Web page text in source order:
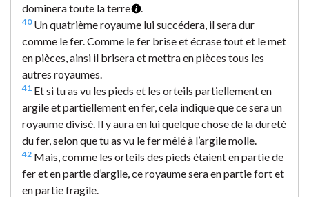
dominera toute la terre
.
40Un quatrième royaume lui succédera, il sera dur
comme le fer. Comme le fer brise et écrase tout et le met
en pièces, ainsi il brisera et mettra en pièces tous les
autres royaumes.
41 Et si tu as vu les pieds et les orteils partiellement en
argile et partiellement en fer, cela indique que ce sera un
royaume divisé. Il y aura en lui quelque chose de la dureté
du fer, selon que tu as vu le fer mêlé à l’argile molle.
42 Mais, comme les orteils des pieds étaient en partie de
fer et en partie d’argile, ce royaume sera en partie fort et
en partie fragile.